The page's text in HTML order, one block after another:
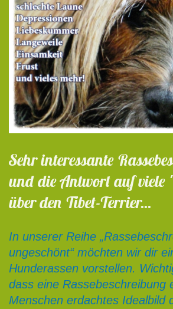
Sehr interessante
und die Antwort auf viele
über den Tibet-Terrier...
In unserer Reihe
ungeschönt“ möchten wir dir
Hunderassen vorstellen.
dass eine Rassebeschreibung
Menschen erdachtes Idealbild